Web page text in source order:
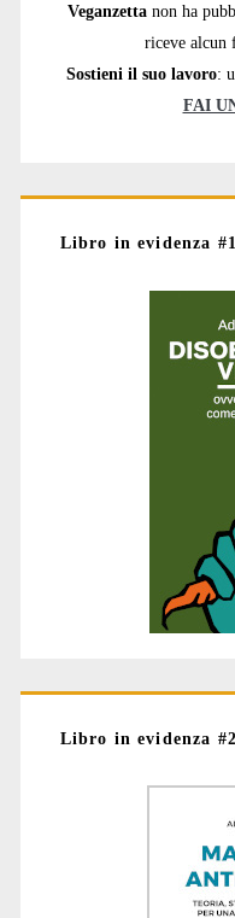
Veganzetta non ha
riceve alcun
Sostieni il suo lavoro:
FAI
Libro in evidenza #1
Libro in evidenza #2